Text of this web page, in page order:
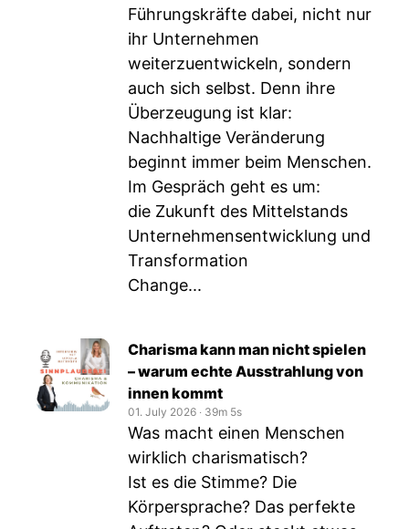
Führungskräfte dabei, nicht nur
ihr Unternehmen
weiterzuentwickeln, sondern
auch sich selbst. Denn ihre
Überzeugung ist klar:
Nachhaltige Veränderung
beginnt immer beim Menschen.
Im Gespräch geht es um:
die Zukunft des Mittelstands
Unternehmensentwicklung und
Transformation
Change...
Charisma kann man nicht spielen
– warum echte Ausstrahlung von
innen kommt
01. July 2026 ‧ 39m 5s
Was macht einen Menschen
wirklich charismatisch?
Ist es die Stimme? Die
Körpersprache? Das perfekte